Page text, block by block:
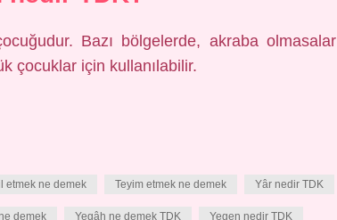
Bazı bölgelerde, akraba olmasalar
çocuklar için kullanılabilir.
etmek ne demek Teyim etmek ne demek Yâr nedir TDK
demek Yegâh ne demek TDK Yegen nedir TDK